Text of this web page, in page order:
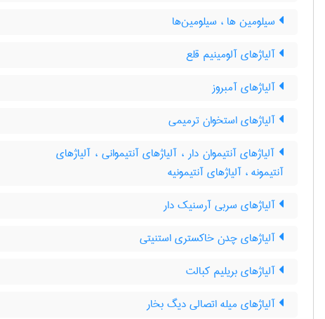
سیلومین ها ، سیلومین‌ها
آلیاژهای آلومینیم قلع
آلیاژهای آمبروز
آلیاژهای استخوان ترمیمی
آلیاژهای آنتیموان دار ، آلیاژهای آنتیموانی ، آلیاژهای
آنتیمونه ، آلیاژهای آنتیمونیه
آلیاژهای سربی آرسنیک دار
آلیاژهای چدن خاکستری استنیتی
آلیاژهای بریلیم کبالت
آلیاژهای میله اتصالی دیگ بخار